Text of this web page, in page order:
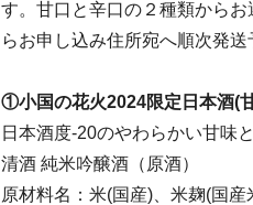
す。甘口と辛口の２種類から
らお申し込み住所宛へ順次発送
①小国の花火2024限定日本酒(
日本酒度-20のやわらかい甘味
清酒 純米吟醸酒（原酒）
原材料名：米(国産)、米麹(国産